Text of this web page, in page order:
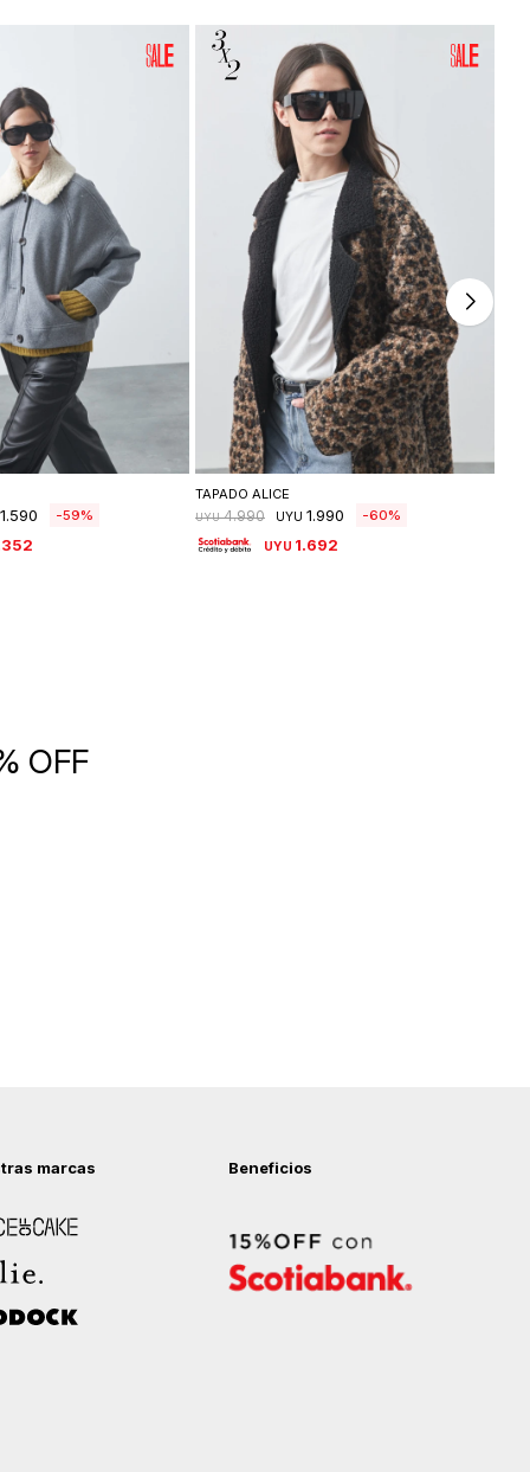
talle
1.590 59
Seleccionar talle
TAPADO ALICE
UYU 4.990 UYU 1.990 60
UYU 1.692
marcas
of Cake
Beneficios
OFF